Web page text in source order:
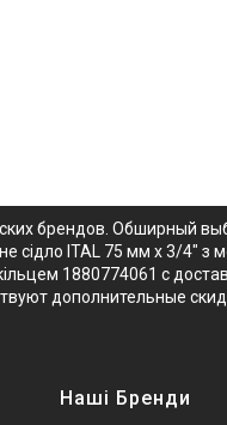
брендов. Обширный
сідло ITAL 75 мм х 3/4" з
1880774061 с
дополнительные
Наші Бренди